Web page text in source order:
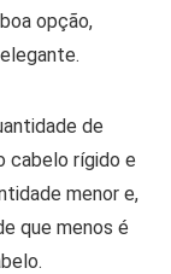
opção,
de
cabelo rígido e
menor e,
que menos é